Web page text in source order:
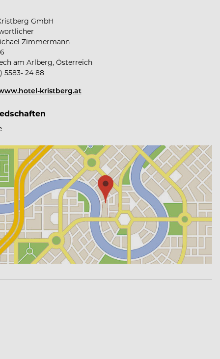
GmbH
Zimmermann
am Arlberg, Österreich
5583- 24 88
kristberg.at